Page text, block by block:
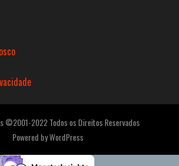
©2001-2022 Todos os Direitos Reservados
Powered byWordPress